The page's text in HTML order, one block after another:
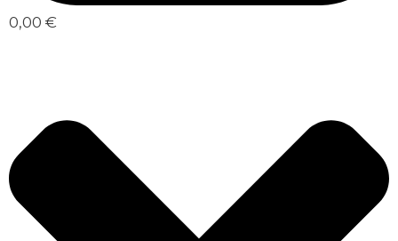
0,00 €